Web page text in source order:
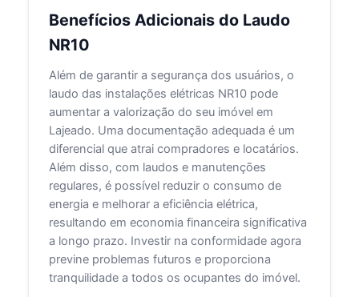
Benefícios Adicionais do Laudo
NR10
Além de garantir a segurança dos usuários, o
laudo das instalações elétricas NR10 pode
aumentar a valorização do seu imóvel em
Lajeado. Uma documentação adequada é um
diferencial que atrai compradores e locatários.
Além disso, com laudos e manutenções
regulares, é possível reduzir o consumo de
energia e melhorar a eficiência elétrica,
resultando em economia financeira significativa
a longo prazo. Investir na conformidade agora
previne problemas futuros e proporciona
tranquilidade a todos os ocupantes do imóvel.